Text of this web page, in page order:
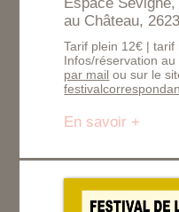
au Château,
Tarif plein 12€ | tarif
Infos/réservation au
par mail ou sur le
En savoir +